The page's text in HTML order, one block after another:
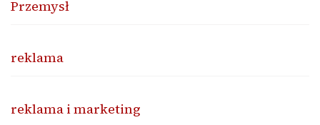
Przemysł
reklama
reklama i marketing